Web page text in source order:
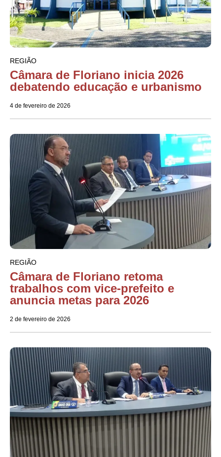
REGIÃO
Câmara de Floriano inicia 2026
debatendo educação e urbanismo
4 de fevereiro de 2026
REGIÃO
Câmara de Floriano retoma
trabalhos com vice-prefeito e
anuncia metas para 2026
2 de fevereiro de 2026